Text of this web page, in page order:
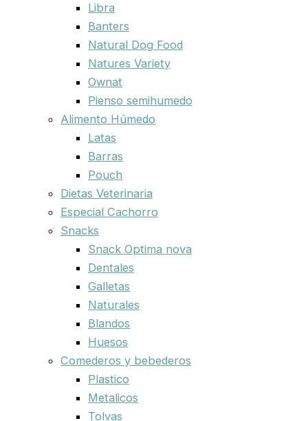
Libra
Banters
Natural Dog Food
Natures Variety
Ownat
Pienso semihumedo
Alimento Húmedo
Latas
Barras
Pouch
Dietas Veterinaria
Especial Cachorro
Snacks
Snack Optima nova
Dentales
Galletas
Naturales
Blandos
Huesos
Comederos y bebederos
Plastico
Metalicos
Tolvas